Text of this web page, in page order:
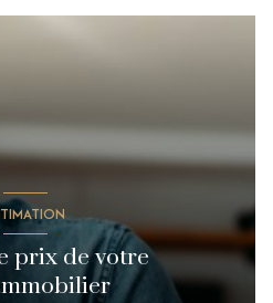
prix de votre